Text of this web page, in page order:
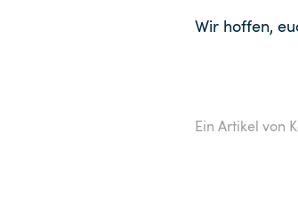
Wir hoffen,
Ein Artikel von